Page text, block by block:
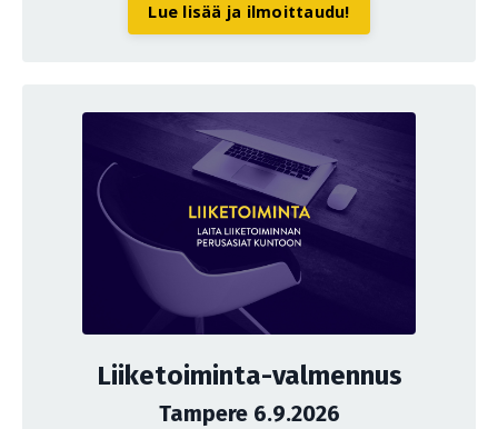
Lue lisää ja ilmoittaudu!
Liiketoiminta-valmennus
Tampere 6.9.2026